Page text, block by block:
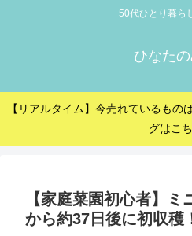
50代ひとり暮ら
ひなた
【リアルタイム】今売れているもの
グはこ
【家庭菜園初心者】
から約37日後に初収穫